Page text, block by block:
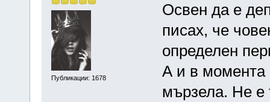
Публикации: 1678
Освен да е
писах, че
определен
А и в момента
мързела. Не е